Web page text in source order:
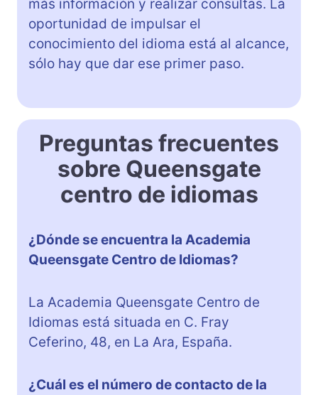
más información y realizar consultas. La
oportunidad de impulsar el
conocimiento del idioma está al alcance,
sólo hay que dar ese primer paso.
Preguntas frecuentes
sobre Queensgate
centro de idiomas
¿Dónde se encuentra la Academia
Queensgate Centro de Idiomas?
La Academia Queensgate Centro de
Idiomas está situada en C. Fray
Ceferino, 48, en La Ara, España.
¿Cuál es el número de contacto de la